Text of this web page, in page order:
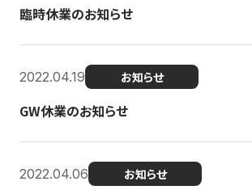
臨時休業のお知らせ
2022.04.19 お知らせ
GW休業のお知らせ
2022.04.06 お知らせ